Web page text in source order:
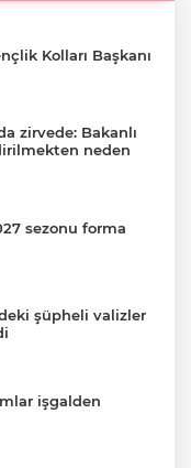
Kolları Başkanı
zirvede: Bakanlı
neden
sezonu forma
şüpheli valizler
işgalden